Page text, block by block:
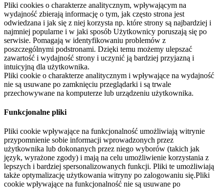
Pliki cookies o charakterze analitycznym, wpływającym na
wydajność zbierają informację o tym, jak często strona jest
odwiedzana i jak się z niej korzysta np. które strony są najbardziej i
najmniej popularne i w jaki sposób Użytkownicy poruszają się po
serwisie. Pomagają w identyfikowaniu problemów z
poszczególnymi podstronami. Dzięki temu możemy ulepszać
zawartość i wydajność strony i uczynić ją bardziej przyjazną i
intuicyjną dla użytkownika.
Pliki cookie o charakterze analitycznym i wpływające na wydajność
nie są usuwane po zamknięciu przeglądarki i są trwale
przechowywane na komputerze lub urządzeniu użytkownika.
Funkcjonalne pliki
Pliki cookie wpływające na funkcjonalność umożliwiają witrynie
przypomnienie sobie informacji wprowadzonych przez
użytkownika lub dokonanych przez niego wyborów (takich jak
język, wyrażone zgody) i mają na celu umożliwienie korzystania z
lepszych i bardziej spersonalizowanych funkcji. Pliki te umożliwiają
także optymalizację użytkowania witryny po zalogowaniu się.Pliki
cookie wpływające na funkcjonalność nie są usuwane po